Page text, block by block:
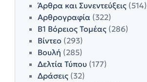
Άρθρα και Συνεντεύξεις (514)
Αρθρογραφία (322)
Β1 Βόρειος Τομέας (286)
Βίντεο (293)
Βουλή (285)
Δελτία Τύπου (177)
Δράσεις (32)